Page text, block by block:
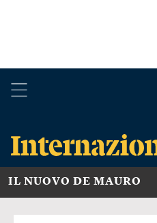
IL NUOVO DE MAURO